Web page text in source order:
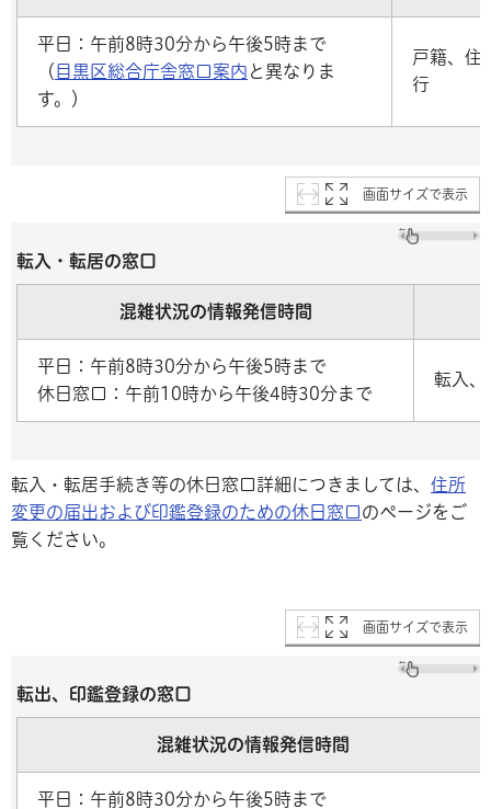
平日：午前8時30分から午後5時まで
（ 目黒区総合庁舎窓口案内 と異なりま
す。）
戸籍、住
行
画面サイズで表示
転入・転居の窓口
混雑状況の情報発信時間
平日：午前8時30分から午後5時まで
休日窓口：午前10時から午後4時30分まで
転入、
転入・転居手続き等の休日窓口詳細につきましては、 住所
変更の届出および印鑑登録のための休日窓口のページをご
覧ください。
画面サイズで表示
転出、印鑑登録の窓口
混雑状況の情報発信時間
平日：午前8時30分から午後5時まで